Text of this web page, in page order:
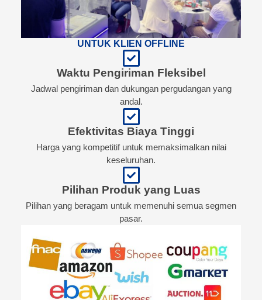
UNTUK KLIEN OFFLINE
Waktu Pengiriman Fleksibel
Jadwal pengiriman dan dukungan pergudangan yang
andal.
Efektivitas Biaya Tinggi
Harga yang kompetitif untuk memaksimalkan nilai
keseluruhan.
Pilihan Produk yang Luas
Pilihan yang beragam untuk memenuhi semua segmen
pasar.